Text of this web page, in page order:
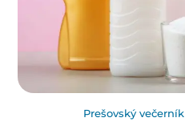
Prešovský večerník